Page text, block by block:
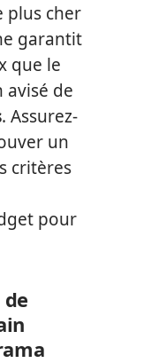
plus cher
garantit
que le
avisé de
. Assurez-
un
critères
pour